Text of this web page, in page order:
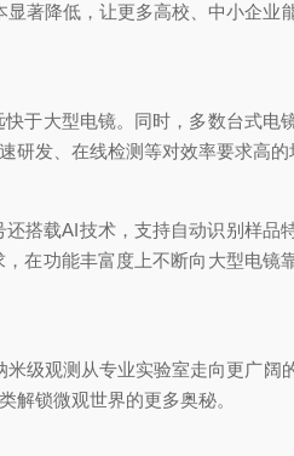
著降低，让更多高校、中小企业
于大型电镜。同时，多数台式电
发、在线检测等对效率要求高的
载AI技术，支持自动识别样品
在功能丰富度上不断向大型电镜
级观测从专业实验室走向更广阔
解锁微观世界的更多奥秘。